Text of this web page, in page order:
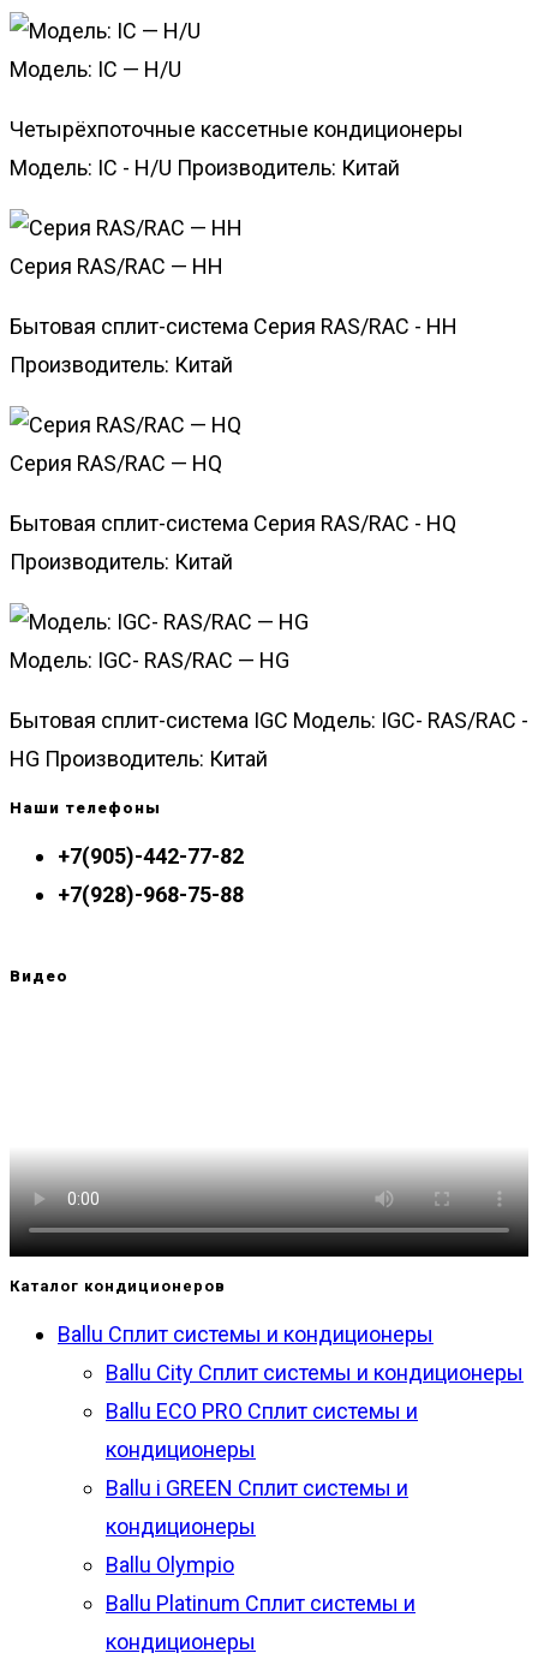
Модель: IC — H/U
Четырёхпоточные кассетные кондиционеры
Модель: IC - H/U Производитель: Китай
Серия RAS/RAC — HH
Бытовая сплит-система Серия RAS/RAC - HH
Производитель: Китай
Серия RAS/RAC — HQ
Бытовая сплит-система Серия RAS/RAC - HQ
Производитель: Китай
Модель: IGC- RAS/RAC — HG
Бытовая сплит-система IGC Модель: IGC- RAS/RAC -
HG Производитель: Китай
Наши телефоны
+7(905)-442-77-82
+7(928)-968-75-88
Видео
Каталог кондиционеров
Ballu Сплит системы и кондиционеры
Ballu City Сплит системы и кондиционеры
Ballu ECO PRO Сплит системы и
кондиционеры
Ballu i GREEN Сплит системы и
кондиционеры
Ballu Olympio
Ballu Platinum Сплит системы и
кондиционеры